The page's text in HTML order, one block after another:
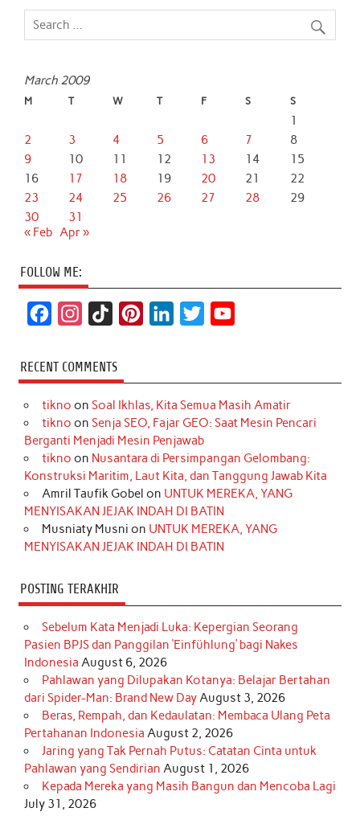
March 2009
M T W T F S S
1
2
3 4 5 6 7
8
9
10 11 12 13 14
15
16
17 18 19 20 21
22
23
24 25 26 27 28
29
30
31
« Feb Apr »
FOLLOW ME:
c
e
b
o
k
s
t
a
r
a
m
k
T
o
k
t
e
r
e
s
t
k
e
d
I
n
t
t
r
T
u
e
RECENT COMMENTS
tikno on Soal Ikhlas, Kita Semua Masih Amatir
tikno on Senja SEO, Fajar GEO: Saat Mesin Pencari
Berganti Menjadi Mesin Penjawab
tikno on Nusantara di Persimpangan Gelombang:
Konstruksi Maritim, Laut Kita, dan Tanggung Jawab Kita
Amril Taufik Gobel on UNTUK MEREKA, YANG
MENYISAKAN JEJAK INDAH DI BATIN
Musniaty Musni on UNTUK MEREKA, YANG
MENYISAKAN JEJAK INDAH DI BATIN
POSTING TERAKHIR
Sebelum Kata Menjadi Luka: Kepergian Seorang
Pasien BPJS dan Panggilan ‘Einfühlung’ bagi Nakes
Indonesia August 6, 2026
Pahlawan yang Dilupakan Kotanya: Belajar Bertahan
dari Spider-Man: Brand New DayAugust 3, 2026
Beras, Rempah, dan Kedaulatan: Membaca Ulang Peta
Pertahanan Indonesia August 2, 2026
Jaring yang Tak Pernah Putus: Catatan Cinta untuk
Pahlawan yang Sendirian August 1, 2026
Kepada Mereka yang Masih Bangun dan Mencoba Lagi
July 31, 2026